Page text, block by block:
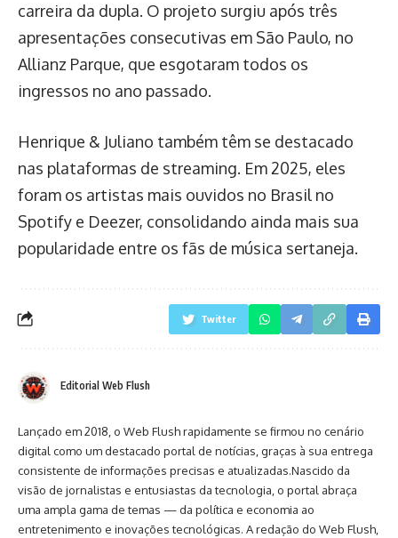
carreira da dupla. O projeto surgiu após três
apresentações consecutivas em São Paulo, no
Allianz Parque, que esgotaram todos os
ingressos no ano passado.
Henrique & Juliano também têm se destacado
nas plataformas de streaming. Em 2025, eles
foram os artistas mais ouvidos no Brasil no
Spotify e Deezer, consolidando ainda mais sua
popularidade entre os fãs de música sertaneja.
Twitter
Editorial Web Flush
Lançado em 2018, o Web Flush rapidamente se firmou no cenário
digital como um destacado portal de notícias, graças à sua entrega
consistente de informações precisas e atualizadas.Nascido da
visão de jornalistas e entusiastas da tecnologia, o portal abraça
uma ampla gama de temas — da política e economia ao
entretenimento e inovações tecnológicas. A redação do Web Flush,